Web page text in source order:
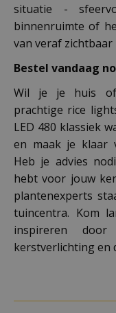
situatie -
binnenruimte of
van veraf zichtbaar
Bestel vandaag
Wil je je huis of
prachtige rice
LED 480 klassiek
en maak je klaar
Heb je advies
hebt voor jouw
plantenexperts
tuincentra. Kom
inspireren
kerstverlichting en